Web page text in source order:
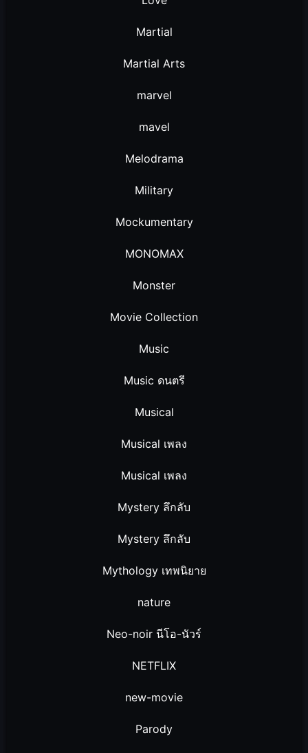
Martial
Martial Arts
marvel
mavel
Melodrama
Military
Mockumentary
MONOMAX
Monster
Movie Collection
Music
Music ดนตรี
Musical
Musical เพลง
Musical เพลง
Mystery ลึกลับ
Mystery ลึกลับ
Mythology เทพนิยาย
nature
Neo-noir นีโอ-นัวร์
NETFLIX
new-movie
Parody